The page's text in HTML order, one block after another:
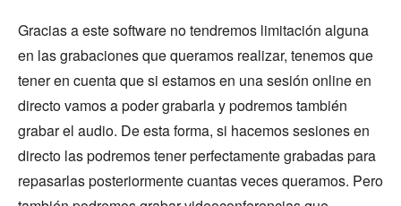
Gracias a este software no tendremos limitación alguna
en las grabaciones que queramos realizar, tenemos que
tener en cuenta que si estamos en una sesión online en
directo vamos a poder grabarla y podremos también
grabar el audio. De esta forma, si hacemos sesiones en
directo las podremos tener perfectamente grabadas para
repasarlas posteriormente cuantas veces queramos. Pero